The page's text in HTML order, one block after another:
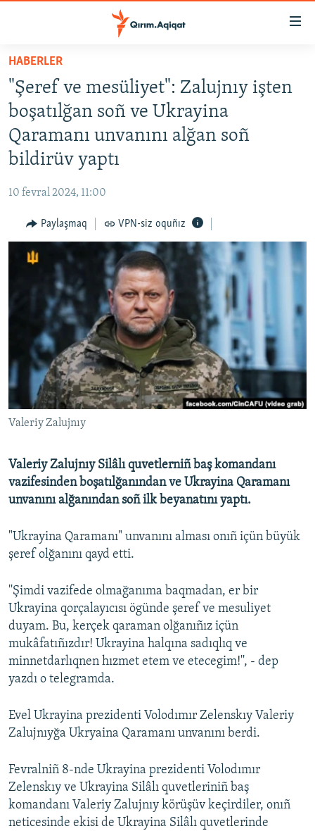
Esas
qaytmaq
Baş
navigatsiyağa
qaytmaq
Qıdıruvğa
HABERLER
SİYASET
İQTİSADİYAT
CEMİYET
İNSAN AQLARI
VİDEO
SÜRET
BLOGLAR
Русский
Українською
QOŞULIÑIZ!
RFE/RS bütün saytları
HABERLER
"Şeref ve mesüliyet": Zalujnıy işten
boşatılğan soñ ve Ukrayina
Qaramanı unvanını alğan soñ
bildirüv yaptı
10 fevral 2024, 11:00
Paylaşmaq VPN-siz oquñız
Valeriy Zalujnıy
Valeriy Zalujnıy Silâlı quvetlerniñ baş komandanı
vazifesinden boşatılğanından ve Ukrayina Qaramanı
unvanını alğanından soñ ilk beyanatını yaptı.
"Ukrayina Qaramanı" unvanını alması onıñ içün büyük
şeref olğanını qayd etti.
''Şimdi vazifede olmağanıma baqmadan, er bir
Ukrayina qorçalayıcısı ögünde şeref ve mesuliyet
duyam. Bu, kerçek qaraman olğanıñız içün
mukâfatıñızdır! Ukrayina halqına sadıqlıq ve
minnetdarlıqnen hızmet etem ve etecegim!'', - dep
yazdı o telegramda.
Evel Ukrayina prezidenti Volodımır Zelenskıy Valeriy
Zalujnıyğa Ukryaina Qaramanı unvanını berdi.
Fevralniñ 8-nde Ukrayina prezidenti Volodımır
Zelenskıy ve Ukrayina Silâlı quvetleriniñ baş
komandanı Valeriy Zalujnıy körüşüv keçirdiler, onıñ
neticesinde ekisi de Ukrayina Silâlı quvetlerinde